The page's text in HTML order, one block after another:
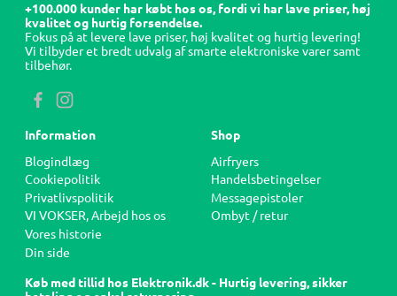
+100.000 kunder har købt hos os, fordi vi har lave priser, høj
kvalitet og hurtig forsendelse.
Fokus på at levere lave priser, høj kvalitet og hurtig levering!
Vi tilbyder et bredt udvalg af smarte elektroniske varer samt
tilbehør.
Information
Blogindlæg
Cookiepolitik
Privatlivspolitik
VI VOKSER, Arbejd hos os
Vores historie
Din side
Shop
Airfryers
Handelsbetingelser
Messagepistoler
Ombyt / retur
Køb med tillid hos Elektronik.dk - Hurtig levering, sikker